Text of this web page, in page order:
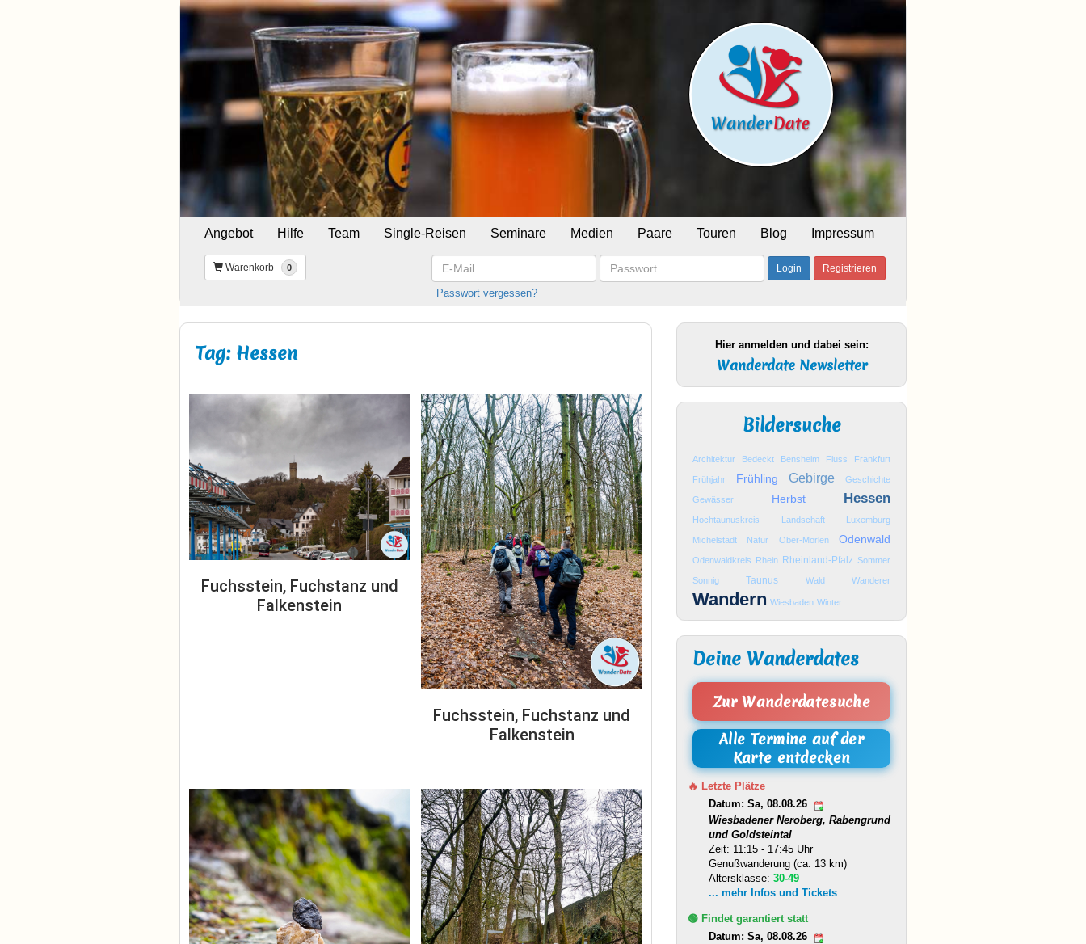
Angebot Hilfe Team Single-Reisen Seminare Medien Paare Touren Blog Impressum
Warenkorb 0
E-
Mail
Passwort
Login Registrieren
Passwort vergessen?
Tag: Hessen
Fuchsstein, Fuchstanz und
Falkenstein
Fuchsstein, Fuchstanz und
Falkenstein
Hier anmelden und dabei sein:
Wanderdate Newsletter
Bildersuche
Architektur Bedeckt Bensheim Fluss Frankfurt
Frühjahr Frühling Gebirge Geschichte
Gewässer Herbst Hessen
Hochtaunuskreis Landschaft Luxemburg
Michelstadt Natur Ober-Mörlen Odenwald
Odenwaldkreis Rhein Rheinland-Pfalz Sommer
Sonnig Taunus Wald Wanderer
Wandern Wiesbaden Winter
Deine Wanderdates
Zur Wanderdatesuche
Alle Termine auf der
Karte entdecken
🔥 Letzte Plätze
Datum: Sa, 08.08.26
Wiesbadener Neroberg, Rabengrund
und Goldsteintal
Zeit: 11:15 - 17:45 Uhr
Genußwanderung (ca. 13 km)
Altersklasse:30-49
... mehr Infos und Tickets
🟢 Findet garantiert statt
Datum: Sa, 08.08.26